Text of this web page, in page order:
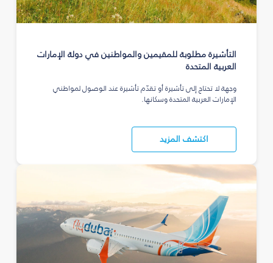
التأشيرة مطلوبة للمقيمين والمواطنين في دولة الإمارات
العربية المتحدة
وجهة لا تحتاج إلى تأشيرة أو تقدّم تأشيرة عند الوصول لمواطني
الإمارات العربية المتحدة وسكانها.
اكتشف المزيد